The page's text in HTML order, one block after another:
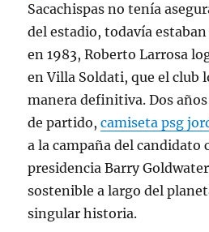
Sacachispas no tenía
del estadio, todavía
en 1983, Roberto Larrosa
en Villa Soldati, que el club
manera definitiva. Dos
de partido,camiseta psg
a la campaña del candidato
presidencia Barry
sostenible a largo del
singular historia.